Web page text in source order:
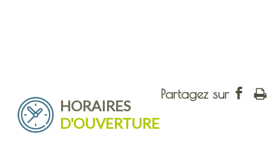
HORAIRES
D'OUVERTURE